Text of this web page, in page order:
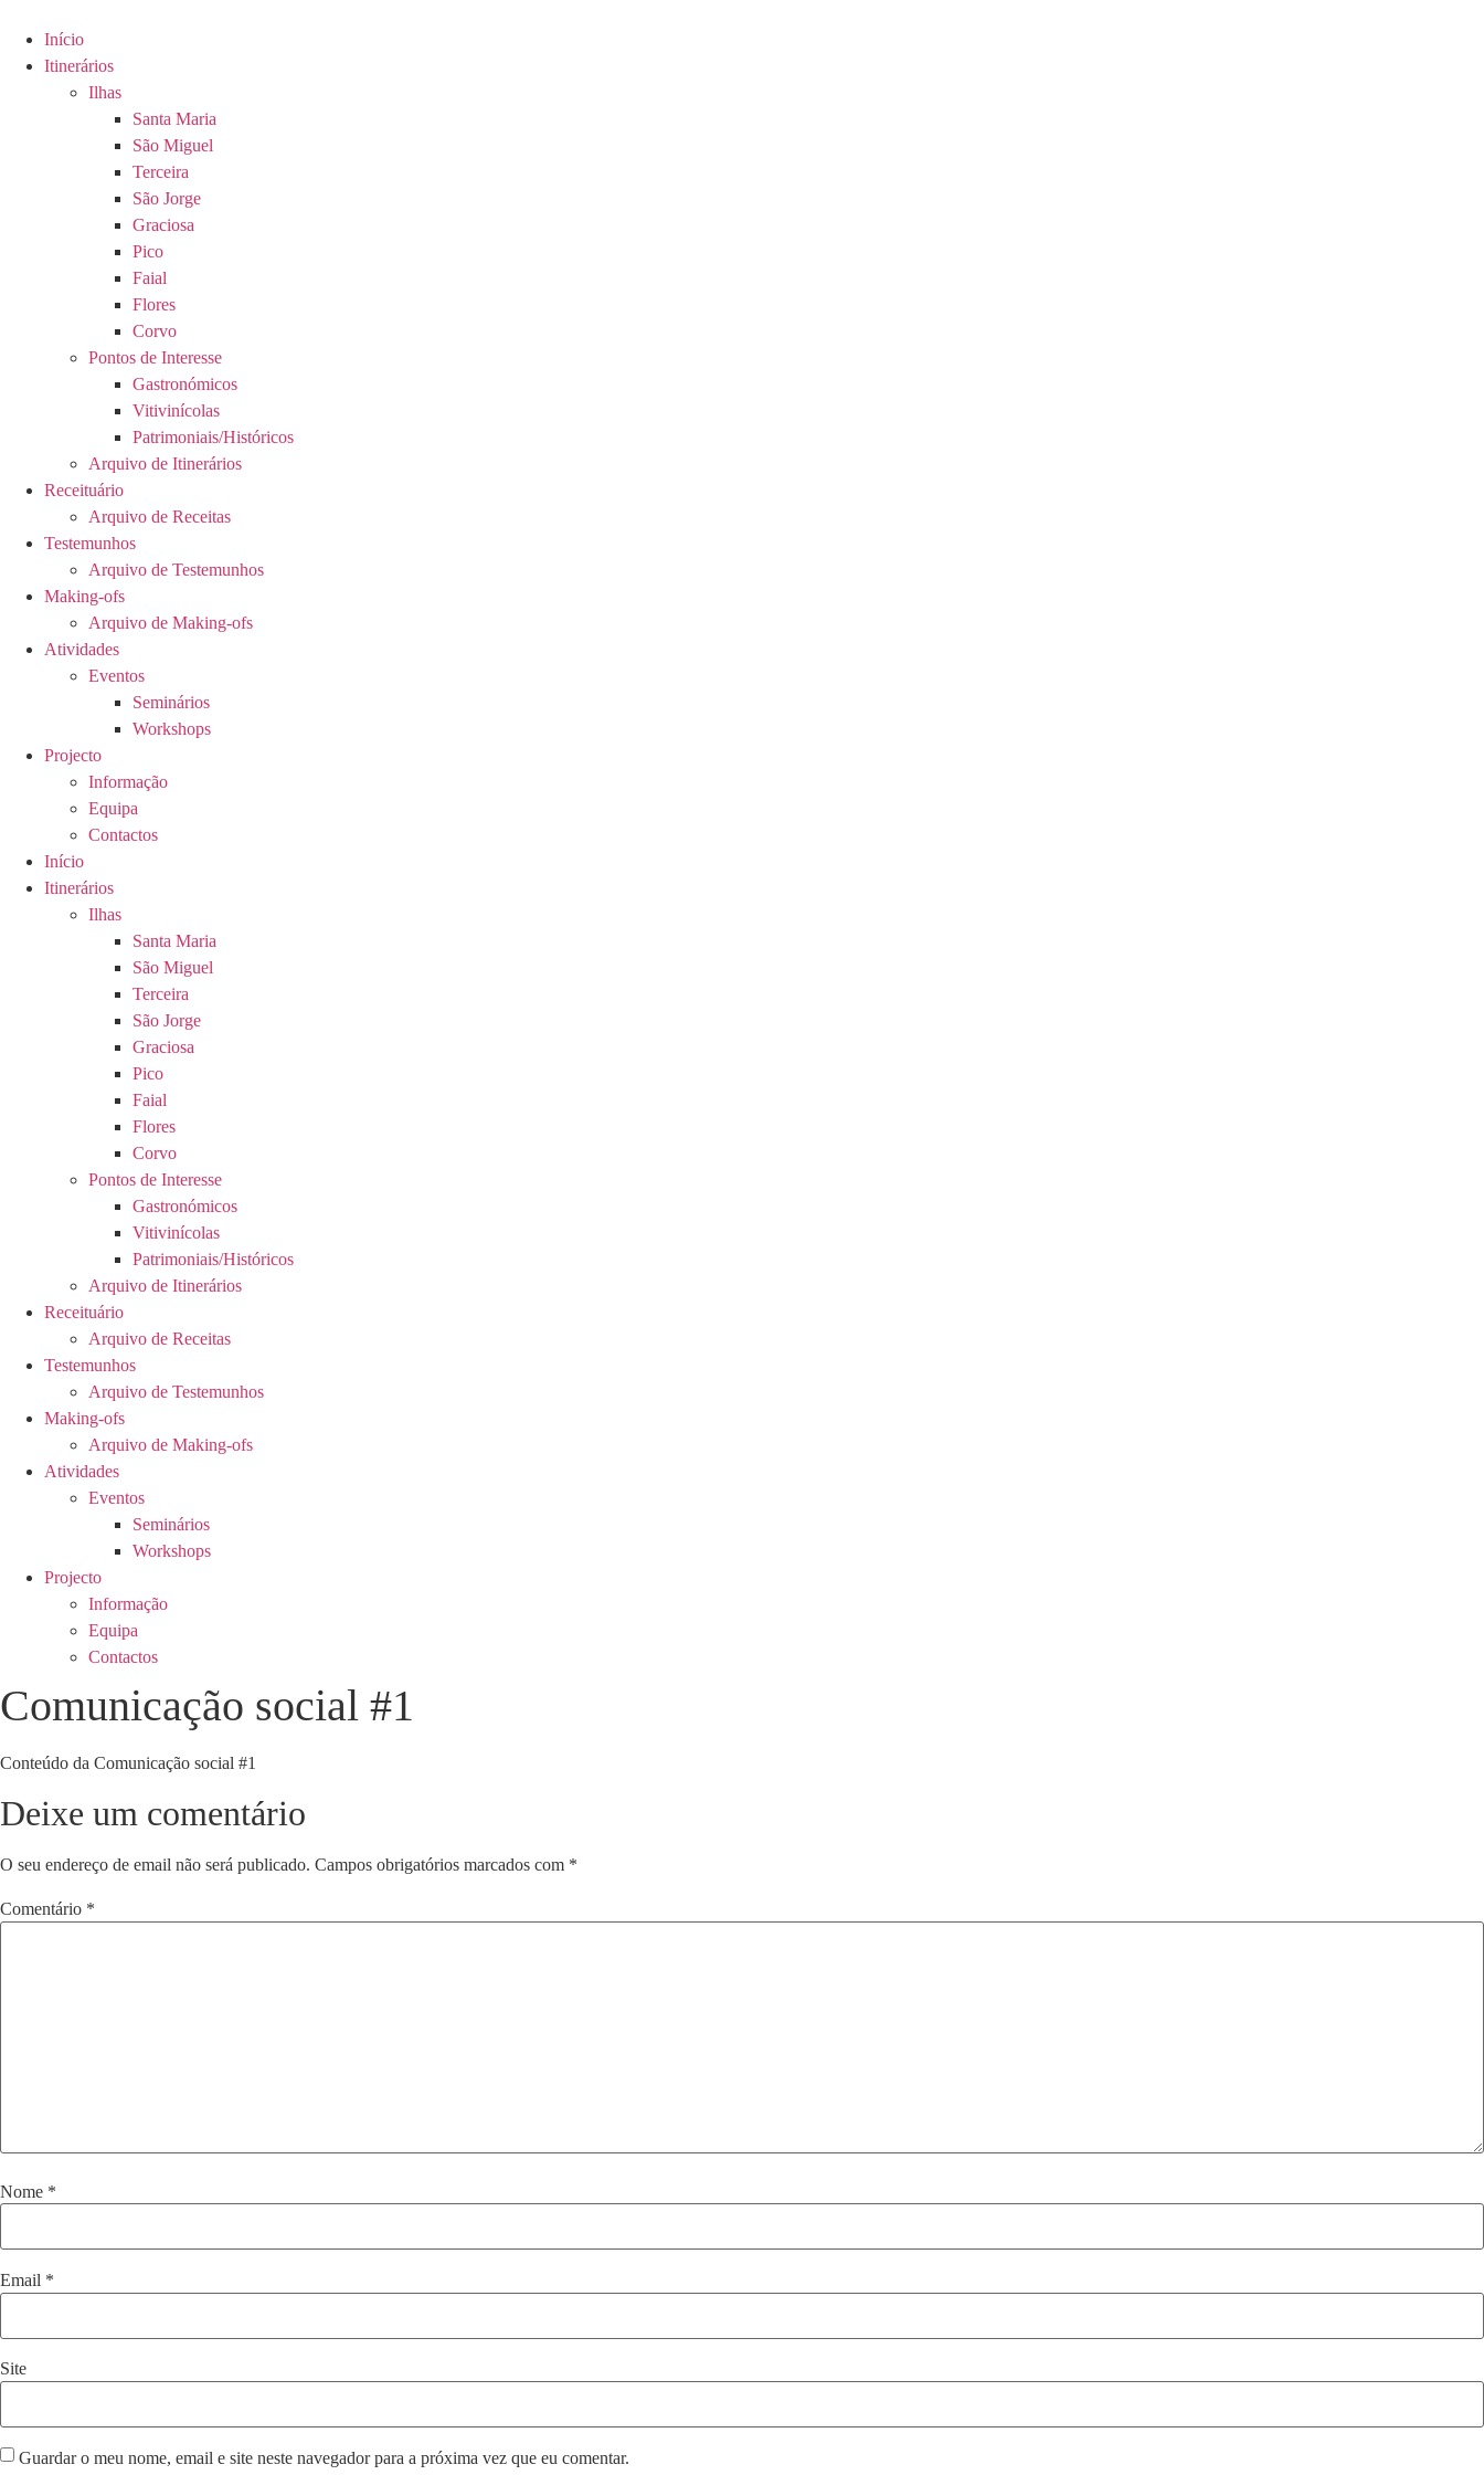
content
Início
Itinerários
Ilhas
Santa Maria
São Miguel
Terceira
São Jorge
Graciosa
Pico
Faial
Flores
Corvo
Pontos de Interesse
Gastronómicos
Vitivinícolas
Patrimoniais/Históricos
Arquivo de Itinerários
Receituário
Arquivo de Receitas
Testemunhos
Arquivo de Testemunhos
Making-ofs
Arquivo de Making-ofs
Atividades
Eventos
Seminários
Workshops
Projecto
Informação
Equipa
Contactos
Início
Itinerários
Ilhas
Santa Maria
São Miguel
Terceira
São Jorge
Graciosa
Pico
Faial
Flores
Corvo
Pontos de Interesse
Gastronómicos
Vitivinícolas
Patrimoniais/Históricos
Arquivo de Itinerários
Receituário
Arquivo de Receitas
Testemunhos
Arquivo de Testemunhos
Making-ofs
Arquivo de Making-ofs
Atividades
Eventos
Seminários
Workshops
Projecto
Informação
Equipa
Contactos
Comunicação social #1
Conteúdo da Comunicação social #1
Deixe um comentário
O seu endereço de email não será publicado. Campos obrigatórios marcados com *
Comentário *
Nome *
Email *
Site
Guardar o meu nome, email e site neste navegador para a próxima vez que eu comentar.